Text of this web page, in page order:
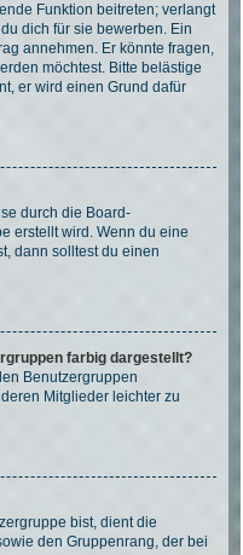
Funktion beitreten; verlangt
dich für sie bewerben. Ein
annehmen. Er könnte fragen,
möchtest. Bitte belästige
er wird einen Grund dafür
durch die Board-
erstellt wird. Wenn du eine
dann solltest du einen
farbig dargestellt?
Benutzergruppen
Mitglieder leichter zu
bist, dient die
den Gruppenrang, der bei